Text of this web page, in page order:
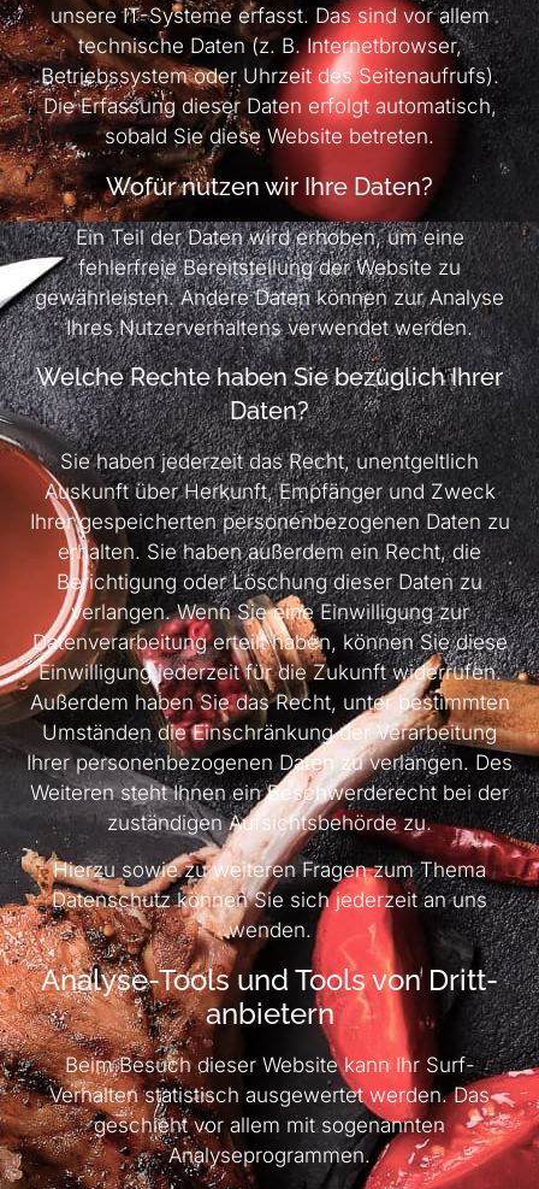
unsere IT-Systeme erfasst. Das sind vor allem
technische Daten (z. B. Internetbrowser,
Betriebssystem oder Uhrzeit des Seitenaufrufs).
Die Erfassung dieser Daten erfolgt automatisch,
sobald Sie diese Website betreten.
Wofür nutzen wir Ihre Daten?
Ein Teil der Daten wird erhoben, um eine
fehlerfreie Bereitstellung der Website zu
gewährleisten. Andere Daten können zur Analyse
Ihres Nutzerverhaltens verwendet werden.
Welche Rechte haben Sie bezüglich Ihrer
Daten?
Sie haben jederzeit das Recht, unentgeltlich
Auskunft über Herkunft, Empfänger und Zweck
Ihrer gespeicherten personenbezogenen Daten zu
erhalten. Sie haben außerdem ein Recht, die
Berichtigung oder Löschung dieser Daten zu
verlangen. Wenn Sie eine Einwilligung zur
Datenverarbeitung erteilt haben, können Sie diese
Einwilligung jederzeit für die Zukunft widerrufen.
Außerdem haben Sie das Recht, unter bestimmten
Umständen die Einschränkung der Verarbeitung
Ihrer personenbezogenen Daten zu verlangen. Des
Weiteren steht Ihnen ein Beschwerderecht bei der
zuständigen Aufsichtsbehörde zu.
Hierzu sowie zu weiteren Fragen zum Thema
Datenschutz können Sie sich jederzeit an uns
wenden.
Analyse-Tools und Tools von Dritt­
anbietern
Beim Besuch dieser Website kann Ihr Surf-
Verhalten statistisch ausgewertet werden. Das
geschieht vor allem mit sogenannten
Analyseprogrammen.